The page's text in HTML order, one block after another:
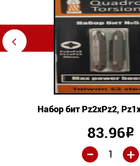
⇦
Набор бит Pz2xPz2,
83.96Р
+
-